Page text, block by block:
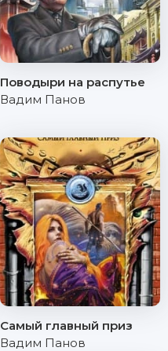
Поводыри на распутье
Вадим Панов
Самый главный приз
Вадим Панов